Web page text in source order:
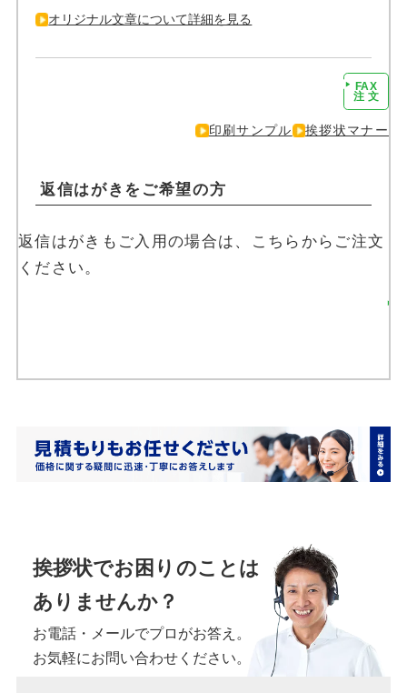
オリジナル文章について詳細を見る
FAX
注 文
印刷サンプル 挨拶状マナー
返信はがきをご希望の方
返信はがきもご入用の場合は、こちらからご注文
ください。
挨拶状でお困りのことは
ありませんか？
お電話・メールでプロがお答え。
お気軽にお問い合わせください。